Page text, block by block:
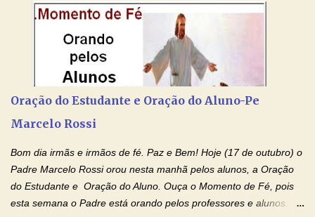
por estas valiosas orações. Tenham um lindo fim de semana na
paz de Jesus Cristo e no amor de Maria Santíssima. Adriana-
Devoção e Fé Clique para acessar: Facebook Padre Marcelo
Rossi Site Padre Marcelo Rossi (para ouvir o Momento de Fé)
Tocai, Cura! E Restaura! "Jesus, no poder de Seu Nome, peço
gerações, através de todas as raízes da minha árvore
genealógica. Que o Sangue de Jesus, purificador e vivificante,
Oração do Estudante e Oração do Aluno-Pe
Marcelo Rossi
Bom dia irmãs e irmãos de fé. Paz e Bem! Hoje (17 de outubro) o
Padre Marcelo Rossi orou nesta manhã pelos alunos, a Oração
do Estudante e Oração do Aluno. Ouça o Momento de Fé, pois
esta semana o Padre está orando pelos professores e alunos.